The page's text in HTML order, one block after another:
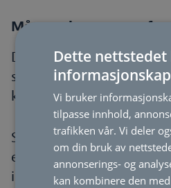
Må man bygge nytt for
Det korte svaret er nei.
sensorer, bytte ut
kan man gjøre mye for at
Samtidig, går du med
eller bygge nytt så står
integrere
Dette
Vi bruker
tilpasse innhold,
trafikken vår. Vi deler
om din bruk av
annonserings- og
kan kombinere den